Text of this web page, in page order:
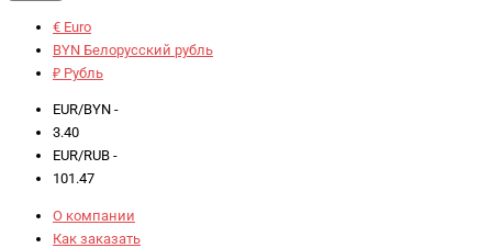
€ Euro
BYN Белорусский рубль
₽ Рубль
EUR/BYN -
3.40
EUR/RUB -
101.47
О компании
Как заказать